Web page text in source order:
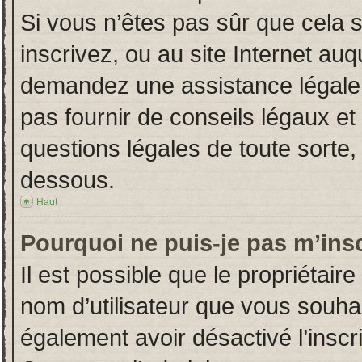
Si vous n’êtes pas sûr que cela
inscrivez, ou au site Internet
demandez une assistance
pas fournir de conseils légaux
questions légales de toute
dessous.
Haut
Pourquoi ne puis-je pas
Il est possible que le
nom d’utilisateur que vous
également avoir désactivé